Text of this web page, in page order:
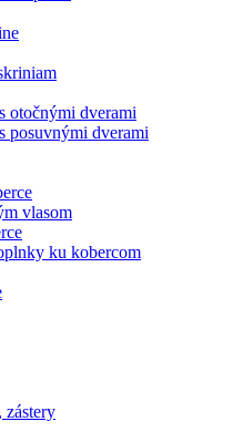
otočnými dverami
posuvnými dverami
vlasom
ku kobercom
zástery